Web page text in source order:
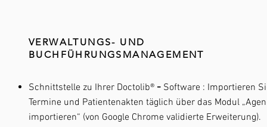
VERWALTUNGS- UND
BUCHFÜHRUNGSMANAGEMENT
Schnittstelle zu Ihrer Doctolib® - Software : Importieren
Termine und Patientenakten täglich über das Modul
importieren“ (von Google Chrome validierte Erweiterung).